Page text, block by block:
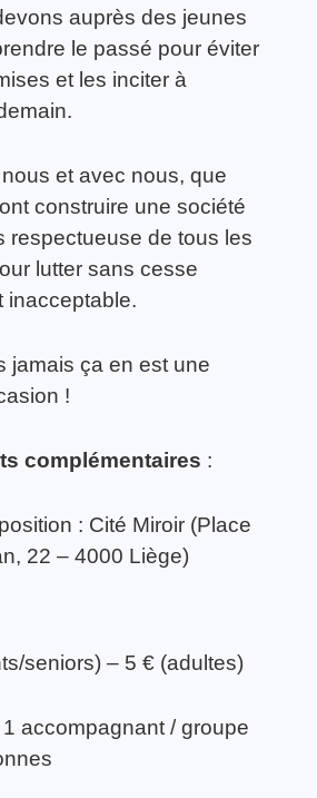
auprès des jeunes
le passé pour éviter
et les inciter à
et avec nous, que
construire une société
respectueuse de tous les
lutter sans cesse
inacceptable.
jamais ça en est une
!
complémentaires :
: Cité Miroir (Place
22 – 4000 Liège)
seniors) – 5 € (adultes)
accompagnant / groupe